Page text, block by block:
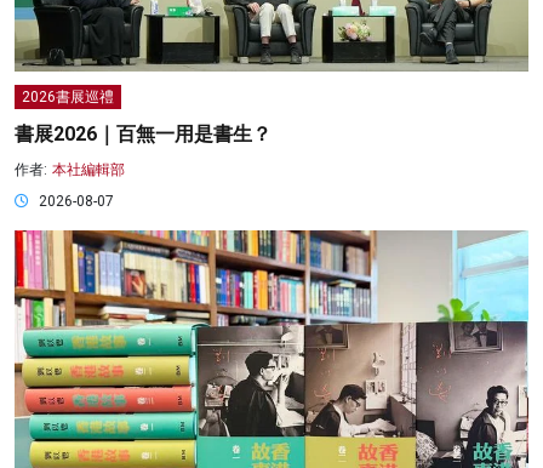
2026書展巡禮
書展2026｜百無一用是書生？
作者: 本社編輯部
2026-08-07